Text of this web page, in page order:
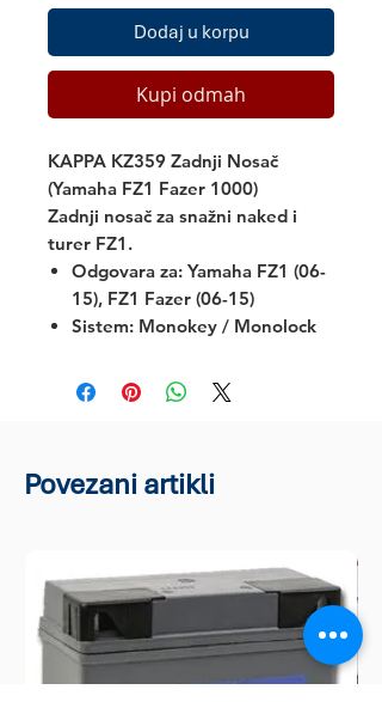
Dodaj u korpu
Kupi odmah
KAPPA KZ359 Zadnji Nosač
(Yamaha FZ1 Fazer 1000)
Zadnji nosač za snažni naked i
turer FZ1.
Odgovara za: Yamaha FZ1 (06-
15), FZ1 Fazer (06-15)
Sistem: Monokey / Monolock
Povezani artikli